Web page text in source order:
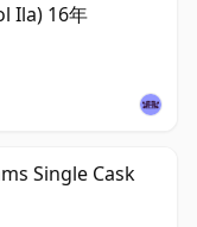
Ila) 16年
Single Cask